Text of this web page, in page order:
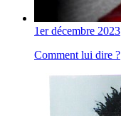
1er décembre 2023
Comment lui dire ?